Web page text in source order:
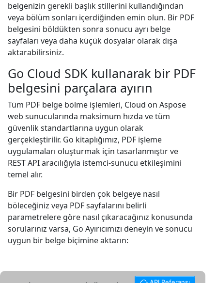
belgenizin gerekli başlık stillerini kullandığından
veya bölüm sonları içerdiğinden emin olun. Bir PDF
belgesini böldükten sonra sonucu ayrı belge
sayfaları veya daha küçük dosyalar olarak dışa
aktarabilirsiniz.
Go Cloud SDK kullanarak bir PDF
belgesini parçalara ayırın
Tüm PDF belge bölme işlemleri, Cloud on Aspose
web sunucularında maksimum hızda ve tüm
güvenlik standartlarına uygun olarak
gerçekleştirilir. Go kitaplığımız, PDF işleme
uygulamaları oluşturmak için tasarlanmıştır ve
REST API aracılığıyla istemci-sunucu etkileşimini
temel alır.
Bir PDF belgesini birden çok belgeye nasıl
böleceğiniz veya PDF sayfalarını belirli
parametrelere göre nasıl çıkaracağınız konusunda
sorularınız varsa, Go Ayırıcımızı deneyin ve sonucu
uygun bir belge biçimine aktarın: